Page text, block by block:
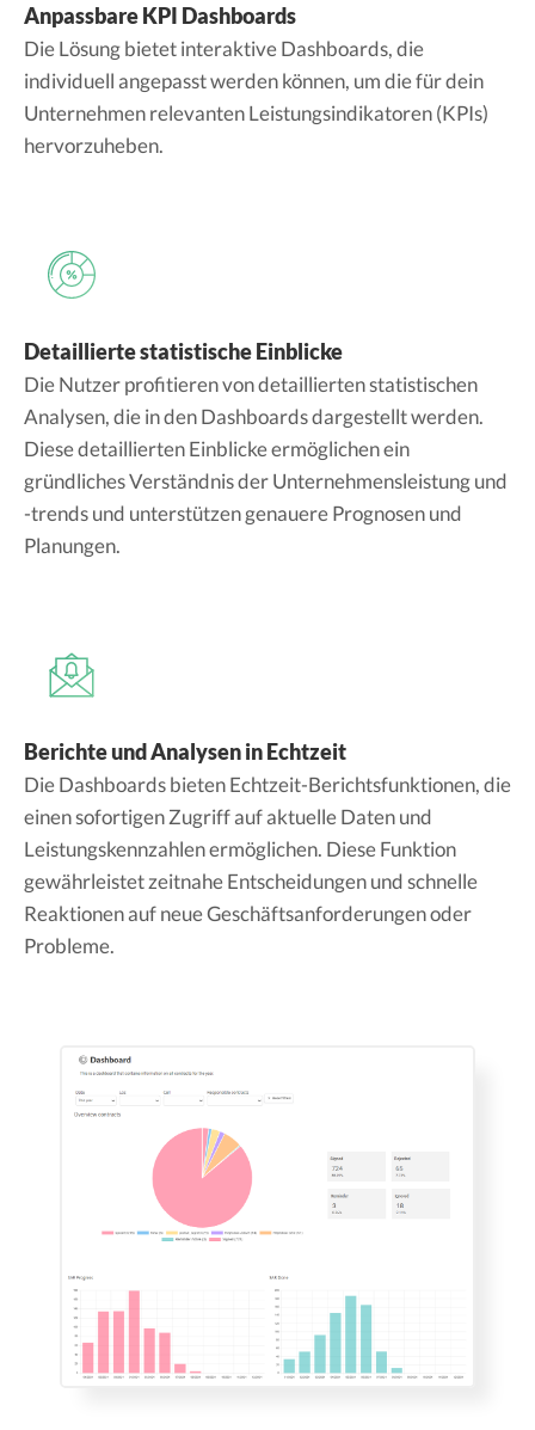
Anpassbare KPI Dashboards
Die Lösung bietet interaktive Dashboards, die
individuell angepasst werden können, um die für dein
Unternehmen relevanten Leistungsindikatoren (KPIs)
hervorzuheben.
Detaillierte statistische Einblicke
Die Nutzer profitieren von detaillierten statistischen
Analysen, die in den Dashboards dargestellt werden.
Diese detaillierten Einblicke ermöglichen ein
gründliches Verständnis der Unternehmensleistung und
-trends und unterstützen genauere Prognosen und
Planungen.
Berichte und Analysen in Echtzeit
Die Dashboards bieten Echtzeit-Berichtsfunktionen, die
einen sofortigen Zugriff auf aktuelle Daten und
Leistungskennzahlen ermöglichen. Diese Funktion
gewährleistet zeitnahe Entscheidungen und schnelle
Reaktionen auf neue Geschäftsanforderungen oder
Probleme.